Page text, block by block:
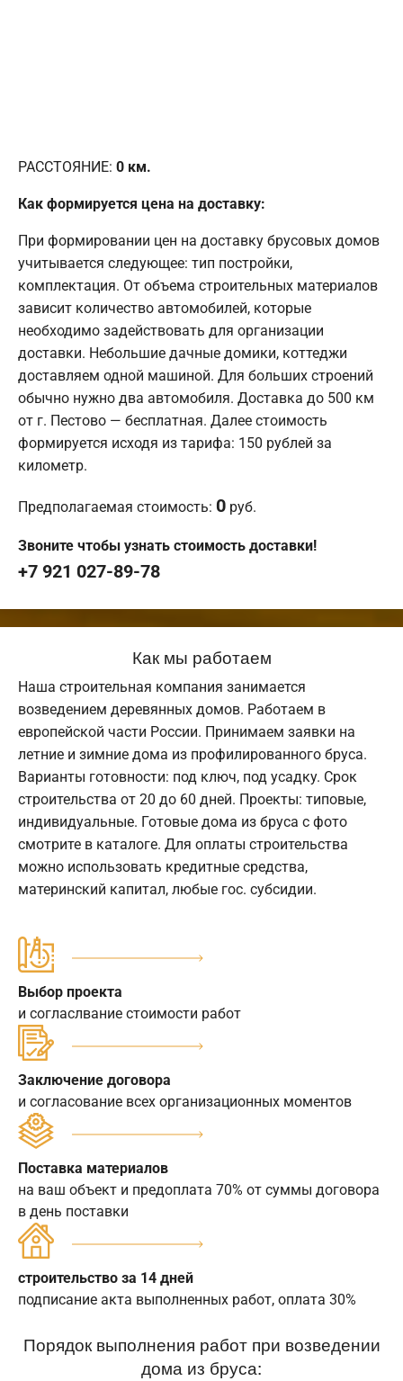
РАССТОЯНИЕ: 0 км.
Как формируется цена на доставку:
При формировании цен на доставку брусовых домов
учитывается следующее: тип постройки,
комплектация. От объема строительных материалов
зависит количество автомобилей, которые
необходимо задействовать для организации
доставки. Небольшие дачные домики, коттеджи
доставляем одной машиной. Для больших строений
обычно нужно два автомобиля. Доставка до 500 км
от г. Пестово — бесплатная. Далее стоимость
формируется исходя из тарифа: 150 рублей за
километр.
Предполагаемая стоимость: 0 руб.
Звоните чтобы узнать стоимость доставки!
+7 921 027-89-78
Как мы работаем
Наша строительная компания занимается
возведением деревянных домов. Работаем в
европейской части России. Принимаем заявки на
летние и зимние дома из профилированного бруса.
Варианты готовности: под ключ, под усадку. Срок
строительства от 20 до 60 дней. Проекты: типовые,
индивидуальные. Готовые дома из бруса с фото
смотрите в каталоге. Для оплаты строительства
можно использовать кредитные средства,
материнский капитал, любые гос. субсидии.
Выбор проекта
и согласлвание стоимости работ
Заключение договора
и согласование всех организационных моментов
Поставка материалов
на ваш объект и предоплата 70% от суммы договора
в день поставки
строительство за 14 дней
подписание акта выполненных работ, оплата 30%
Порядок выполнения работ при возведении
дома из бруса: